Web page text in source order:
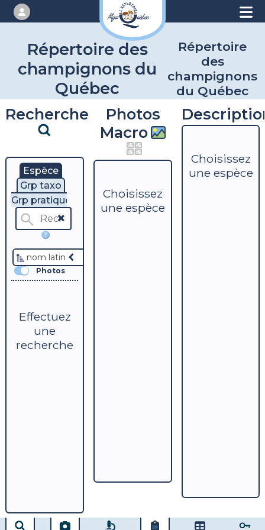
Répertoire des
champignons du
Québec
Répertoire
des
champignons
du Québec
Recherche
Espèce
Grp taxo
Grp pratique
?
nom latin
Photos
Effectuez
une
recherche
Photos
Macro
Choisissez
une espèce
Choisissez
une espèce